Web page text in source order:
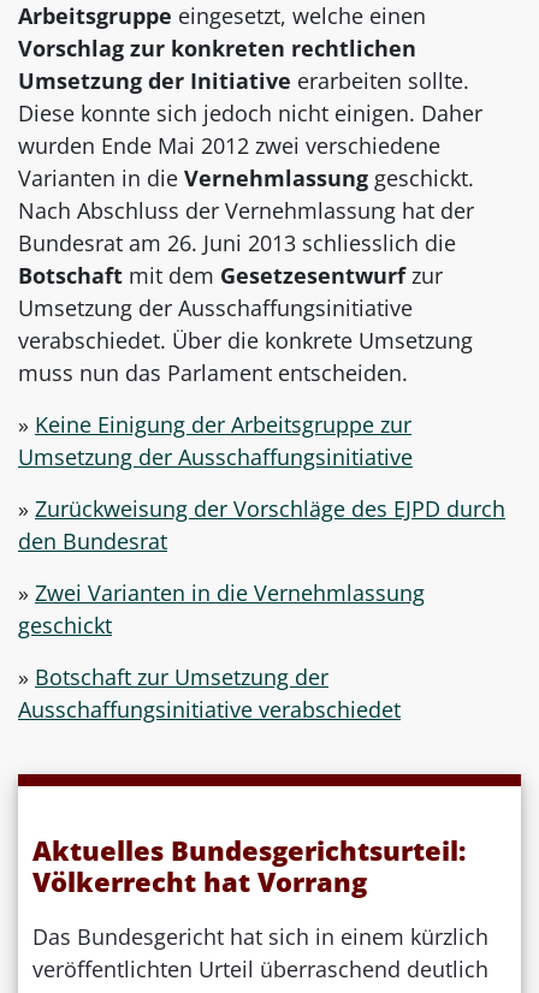
Arbeitsgruppe eingesetzt, welche einen
Vorschlag zur konkreten rechtlichen
Umsetzung der Initiative erarbeiten sollte.
Diese konnte sich jedoch nicht einigen. Daher
wurden Ende Mai 2012 zwei verschiedene
Varianten in die Vernehmlassung geschickt.
Nach Abschluss der Vernehmlassung hat der
Bundesrat am 26. Juni 2013 schliesslich die
Botschaft mit dem Gesetzesentwurfzur
Umsetzung der Ausschaffungsinitiative
verabschiedet. Über die konkrete Umsetzung
muss nun das Parlament entscheiden.
» Keine Einigung der Arbeitsgruppe zur
Umsetzung der Ausschaffungsinitiative
» Zurückweisung der Vorschläge des EJPD durch
den Bundesrat
» Zwei Varianten in die Vernehmlassung
geschickt
» Botschaft zur Umsetzung der
Ausschaffungsinitiative verabschiedet
Aktuelles Bundesgerichtsurteil:
Völkerrecht hat Vorrang
Das Bundesgericht hat sich in einem kürzlich
veröffentlichten Urteil überraschend deutlich